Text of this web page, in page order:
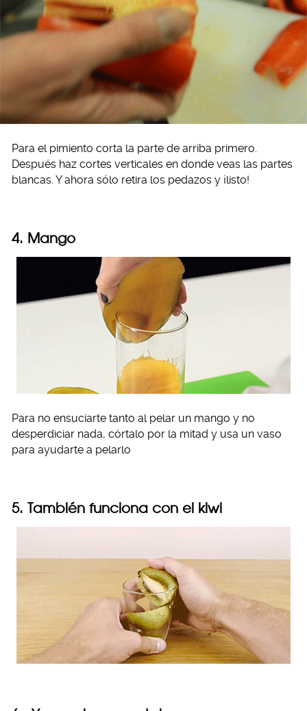
Para el pimiento corta la parte de arriba primero.
Después haz cortes verticales en donde veas las partes
blancas. Y ahora sólo retira los pedazos y ¡listo!
4. Mango
Para no ensuciarte tanto al pelar un mango y no
desperdiciar nada, córtalo por la mitad y usa un vaso
para ayudarte a pelarlo
5. También funciona con el kiwi